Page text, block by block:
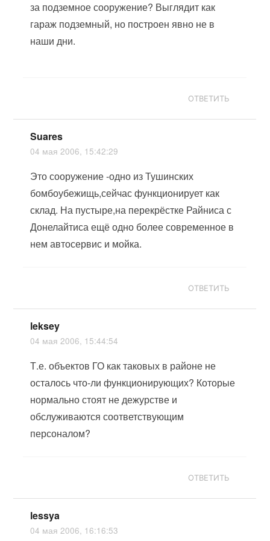
за подземное сооружение? Выглядит как
гараж подземный, но построен явно не в
наши дни.
ОТВЕТИТЬ
Suares
04 мая 2006, 15:42:29
Это сооружение -одно из Тушинских
бомбоубежищь,сейчас функционирует как
склад. На пустыре,на перекрёстке Райниса с
Донелайтиса ещё одно более современное в
нем автосервис и мойка.
ОТВЕТИТЬ
leksey
04 мая 2006, 15:44:54
Т.е. объектов ГО как таковых в районе не
осталось что-ли функционирующих? Которые
нормально стоят не дежурстве и
обслуживаются соответствующим
персоналом?
ОТВЕТИТЬ
lessya
04 мая 2006, 16:16:53